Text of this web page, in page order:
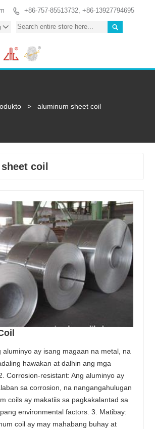
 +86-757-85513732, +86-13927794695


> aluminum sheet coil
coil
aluminyo ay isang magaan na metal, na
hawakan at dalhin ang mga
Corrosion-resistant: Ang aluminyo ay
sa corrosion, na nangangahulugan
coils ay makatiis sa pagkakalantad sa
environmental factors. 3. Matibay:
coil ay may mahabang buhay at